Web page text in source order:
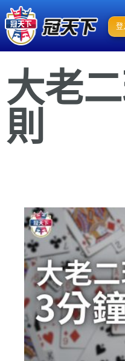
登
大老
則